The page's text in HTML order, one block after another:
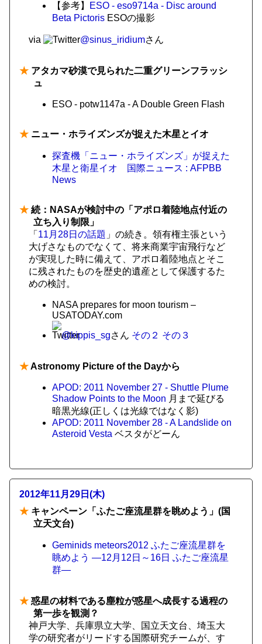
【参考】
ESO - eso9714a - Disc around
Beta Pictoris ESOの撮影
via @sinus_iridiumさん
★ アタカマ砂漠で見られた二重グリーンフラッシ
ュ
ESO - potw1147a - A Double Green Flash
★ ニュー・ホライズンズが捉えた木星とイオ
探査機「ニュー・ホライズンズ」が捉えた
木星と衛星イオ 国際ニュース : AFPBB
News
★ 続：NASAが検討中の「アポロ着陸地点付近の
立ち入り制限」
「 11月28日の話題 」の続き。領有権主張という
大げさなものでなくて、将来商業宇宙飛行など
が実現した時に備えて、アポロ着陸地点とそこ
に残されたものを歴史的遺産として保護するた
めの検討。
NASA prepares for moon tourism –
USATODAY.com
@kippis_sgさん その２ その３
★Astronomy Picture of the Dayから
APOD: 2011 November 27 - Shuttle Plume
Shadow Points to the Moon 月まで延びる
暗黒光線(正しくは光線ではなく影)
APOD: 2011 November 28 - A Landslide on
Asteroid Vesta ベスタがどーん
2012年11月29日(木)
★ キャンペーン「ふたご座流星群を眺めよう」(国
立天文台)
Geminids meteors2012 ふたご座流星群を
眺めよう ―12月12日～16日 ふたご座流星
群―
★ 惑星の材料である塵粒が惑星へ成長する過程の
第一歩を観測？
神戸大学、兵庫県立大学、国立天文台、埼玉大
学の研究者がリードする国際研究チームが、す